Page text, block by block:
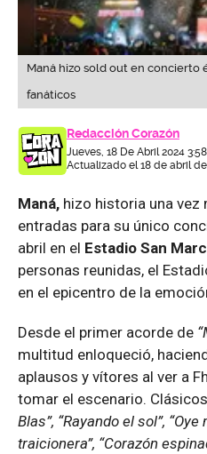
Maná hizo sold out en concierto
fanáticos
Redacción Corazón
Jueves, 18 De Abril 2024
Actualizado el 18 de abril
Maná, hizo historia una
entradas para su único
abril en el Estadio San
personas reunidas, el
en el epicentro de la
Desde el primer acorde de
multitud enloqueció,
aplausos y vítores al ver a
tomar el escenario.
Blas”, “Rayando el sol”,
traicionera”, “Corazón